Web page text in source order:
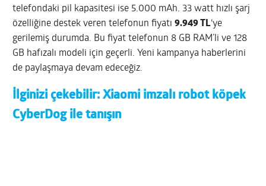
telefondaki pil kapasitesi ise 5.000 mAh. 33 watt hızlı şarj
özelliğine destek veren telefonun fiyatı9.949 TL‘ye
gerilemiş durumda. Bu fiyat telefonun 8 GB RAM’li ve 128
GB hafızalı modeli için geçerli. Yeni kampanya haberlerini
de paylaşmaya devam edeceğiz.
İlginizi çekebilir:Xiaomi imzalı robot köpek
CyberDog ile tanışın